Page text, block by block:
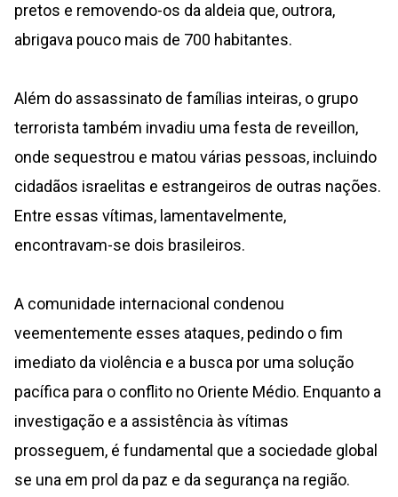
pretos e removendo-os da aldeia que, outrora,
abrigava pouco mais de 700 habitantes.
Além do assassinato de famílias inteiras, o grupo
terrorista também invadiu uma festa de reveillon,
onde sequestrou e matou várias pessoas, incluindo
cidadãos israelitas e estrangeiros de outras nações.
Entre essas vítimas, lamentavelmente,
encontravam-se dois brasileiros.
A comunidade internacional condenou
veementemente esses ataques, pedindo o fim
imediato da violência e a busca por uma solução
pacífica para o conflito no Oriente Médio. Enquanto a
investigação e a assistência às vítimas
prosseguem, é fundamental que a sociedade global
se una em prol da paz e da segurança na região.